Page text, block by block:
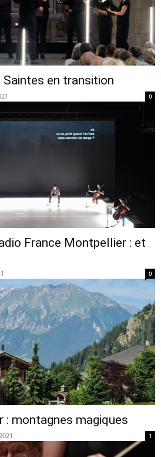
en transition
0
France Montpellier : et
0
: montagnes magiques
1